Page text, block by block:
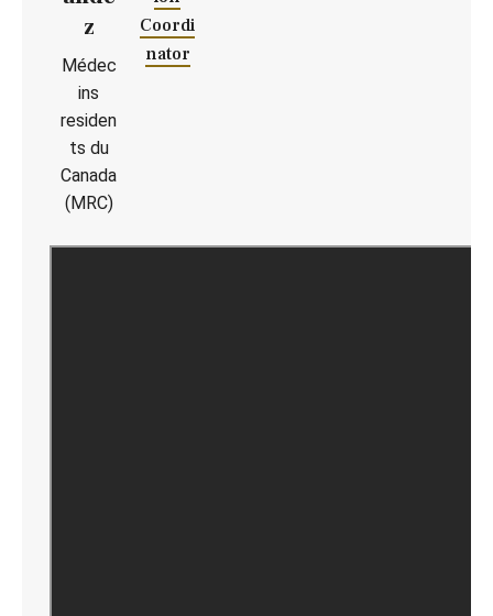
z
Médec
ins
residen
ts du
Canada
(MRC)
Coordi
nator